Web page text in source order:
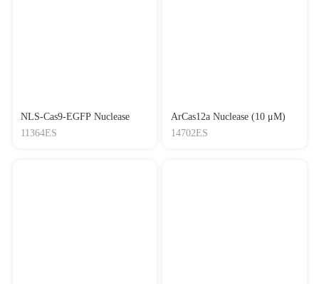
NLS-Cas9-EGFP Nuclease
11364ES
ArCas12a Nuclease (10 μM)
14702ES